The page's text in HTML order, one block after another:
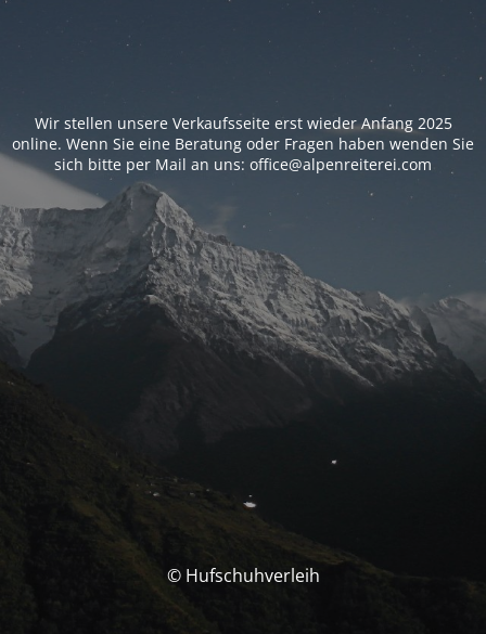
Wir stellen unsere Verkaufsseite erst wieder Anfang 2025
online. Wenn Sie eine Beratung oder Fragen haben wenden Sie
sich bitte per Mail an uns: office@alpenreiterei.com
© Hufschuhverleih